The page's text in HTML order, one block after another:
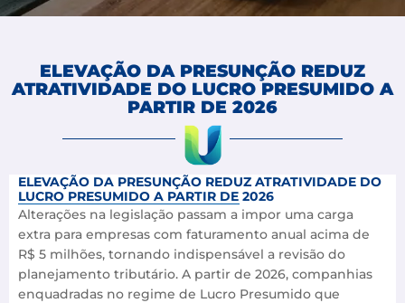
ELEVAÇÃO DA PRESUNÇÃO REDUZ
ATRATIVIDADE DO LUCRO PRESUMIDO A
PARTIR DE 2026
ELEVAÇÃO DA PRESUNÇÃO REDUZ ATRATIVIDADE DO
LUCRO PRESUMIDO A PARTIR DE 2026
Alterações na legislação passam a impor uma carga
extra para empresas com faturamento anual acima de
R$ 5 milhões, tornando indispensável a revisão do
planejamento tributário. A partir de 2026, companhias
enquadradas no regime de Lucro Presumido que